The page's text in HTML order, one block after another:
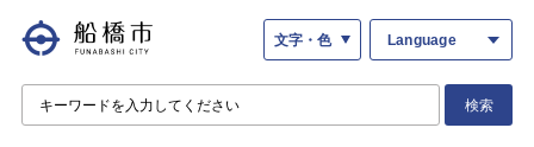
文字・色 Language
検索